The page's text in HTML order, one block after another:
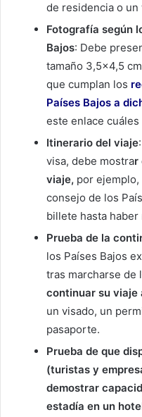
de residencia o un
Fotografía según
Bajos: Debe
tamaño 3,5×4,5
que cumplan los
Países Bajos a
este enlace
Itinerario del viaje
visa, debe mostrar
viaje, por ejemplo,
consejo de los
billete hasta
Prueba de la
los Países Bajos
tras marcharse de
continuar su viaje
un visado, un
pasaporte.
Prueba de que
(turistas y
demostrar
estadía en un